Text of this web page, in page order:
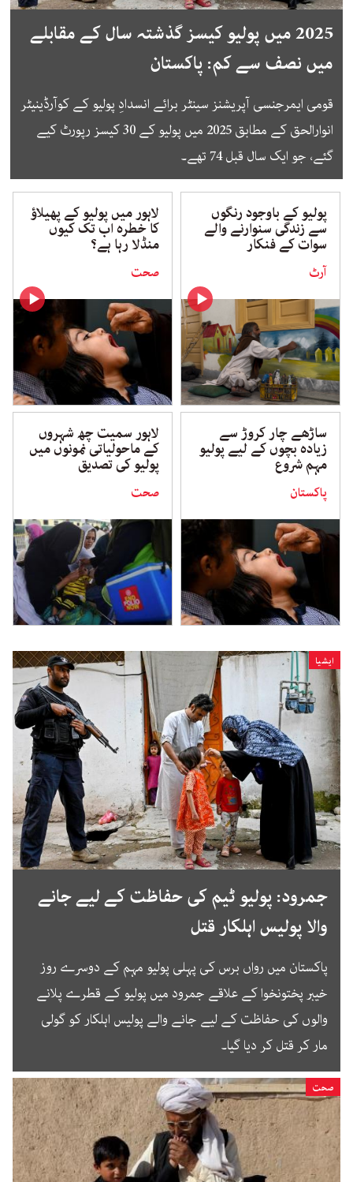
2025 میں پولیو کیسز گذشتہ سال کے مقابلے
میں نصف سے کم: پاکستان
قومی ایمرجنسی آپریشنز سینٹر برائے انسدادِ پولیو کے کوآرڈینیٹر
انوارالحق کے مطابق 2025 میں پولیو کے 30 کیسز رپورٹ کیے
گئے، جو ایک سال قبل 74 تھے۔
پولیو کے باوجود رنگوں
سے زندگی سنوارنے والے
سوات کے فنکار
آرٹ
لاہور میں پولیو کے پھیلاؤ
کا خطرہ اب تک کیوں
منڈلا رہا ہے؟
صحت
ساڑھے چار کروڑ سے
زیادہ بچوں کے لیے پولیو
مہم شروع
پاکستان
لاہور سمیت چھ شہروں
کے ماحولیاتی نمونوں میں
پولیو کی تصدیق
صحت
ایشیا
جمرود: پولیو ٹیم کی حفاظت کے لیے جانے
والا پولیس اہلکار قتل
پاکستان میں رواں برس کی پہلی پولیو مہم کے دوسرے روز
خیبر پختونخوا کے علاقے جمرود میں پولیو کے قطرے پلانے
والوں کی حفاظت کے لیے جانے والے پولیس اہلکار کو گولی
مار کر قتل کر دیا گیا۔
صحت